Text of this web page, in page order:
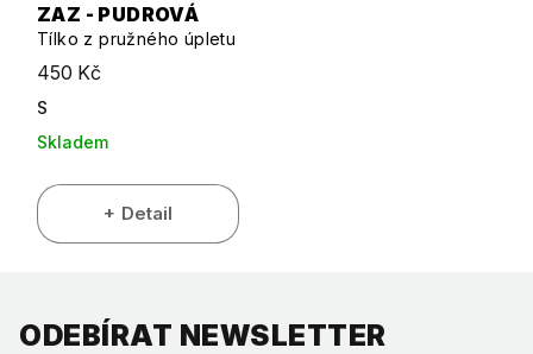
ZAZ - PUDROVÁ
Tílko z pružného úpletu
450 Kč
S
Skladem
Detail
ODEBÍRAT NEWSLETTER